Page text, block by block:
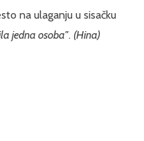
na ulaganju u sisačku
jedna osoba". (Hina)